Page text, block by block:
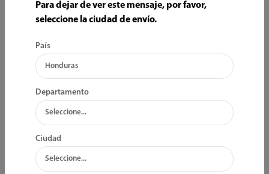
ORDENAR POR:
Para dejar de ver este mensaje, por favor,
seleccione la ciudad de envío.
País
Departamento
Ciudad